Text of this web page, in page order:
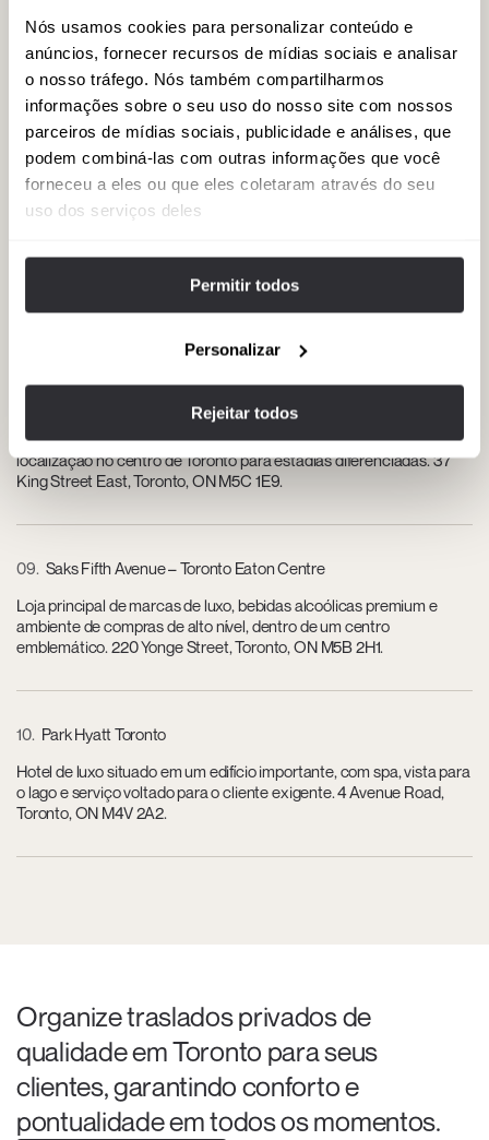
Nós usamos cookies para personalizar conteúdo e
anúncios, fornecer recursos de mídias sociais e analisar
o nosso tráfego. Nós também compartilharmos
informações sobre o seu uso do nosso site com nossos
parceiros de mídias sociais, publicidade e análises, que
podem combiná-las com outras informações que você
forneceu a eles ou que eles coletaram através do seu
uso dos serviços deles
Permitir todos
Personalizar
Rejeitar todos
Yorkville Village
Centro premium com boutiques de luxo, cafeterias de design,
galerias de arte e serviços para clientes de alto nível. 77 Yorkville
Avenue, Toronto, ON M5R 1C1.
cardápio inspirado e ambiente pensado para uma experiência
culinária especial. 60 Yorkville Avenue, Toronto, ON M4W 0A4.
The Omni King Edward Hotel
Hotel histórico de luxo, com serviço dedicado, salões elegantes e
localização no centro de Toronto para estadias diferenciadas. 37
King Street East, Toronto, ON M5C 1E9.
09 Saks Fifth Avenue – Toronto Eaton Centre
Loja principal de marcas de luxo, bebidas alcoólicas premium e
ambiente de compras de alto nível, dentro de um centro
emblemático. 220 Yonge Street, Toronto, ON M5B 2H1.
10 Park Hyatt Toronto
Hotel de luxo situado em um edifício importante, com spa, vista para
o lago e serviço voltado para o cliente exigente. 4 Avenue Road,
Toronto, ON M4V 2A2.
Organize traslados privados de
qualidade em Toronto para seus
clientes, garantindo conforto e
pontualidade em todos os momentos.